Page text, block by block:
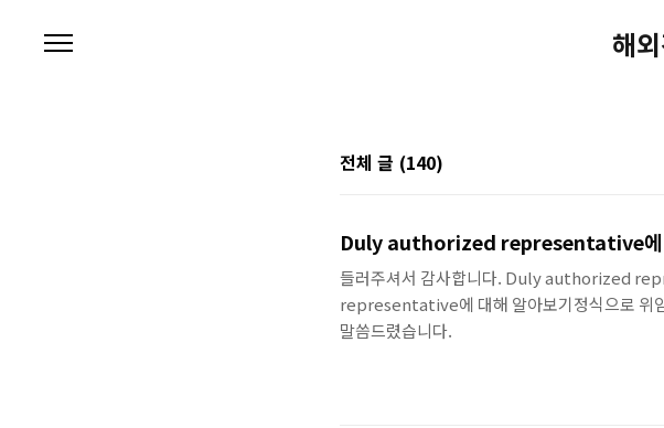
해
전체 글 (140)
Duly authorized representative에
들러주셔서 감사합니다. Duly authorized
representative에 대해 알아보기정식으로
말씀드렸습니다.